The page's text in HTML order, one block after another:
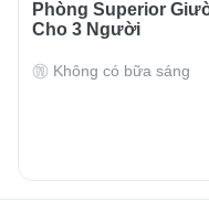
Phòng Superior
Cho 3 Người
Không có bữa sáng